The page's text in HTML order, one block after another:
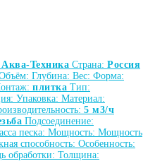
Аква-Техника Страна: Россия
Глубина: Вес: Форма:
плитка Тип:
Упаковка: Материал:
5 м3/ч
Подсоединение:
песка: Мощность: Мощность
способность: Особенность:
обработки: Толщина: